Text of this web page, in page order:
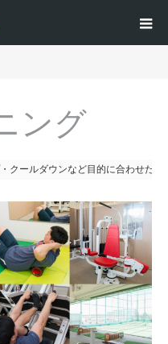
ング
クールダウンなど目的に合わせたメ